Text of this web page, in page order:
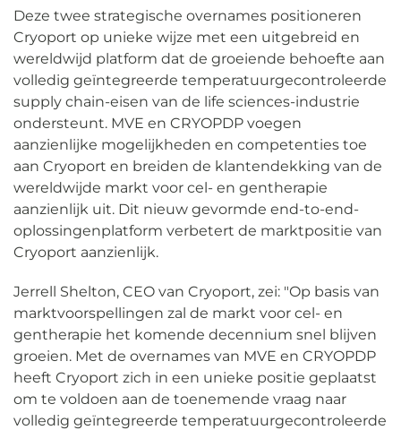
Deze twee strategische overnames positioneren
Cryoport op unieke wijze met een uitgebreid en
wereldwijd platform dat de groeiende behoefte aan
volledig geïntegreerde temperatuurgecontroleerde
supply chain-eisen van de life sciences-industrie
ondersteunt. MVE en CRYOPDP voegen
aanzienlijke mogelijkheden en competenties toe
aan Cryoport en breiden de klantendekking van de
wereldwijde markt voor cel- en gentherapie
aanzienlijk uit. Dit nieuw gevormde end-to-end-
oplossingenplatform verbetert de marktpositie van
Cryoport aanzienlijk.
Jerrell Shelton, CEO van Cryoport, zei: "Op basis van
marktvoorspellingen zal de markt voor cel- en
gentherapie het komende decennium snel blijven
groeien. Met de overnames van MVE en CRYOPDP
heeft Cryoport zich in een unieke positie geplaatst
om te voldoen aan de toenemende vraag naar
volledig geïntegreerde temperatuurgecontroleerde